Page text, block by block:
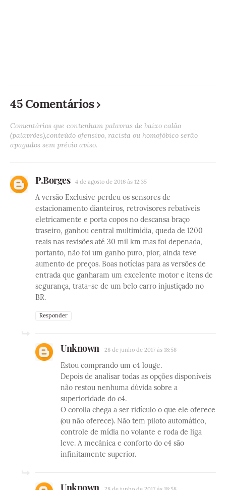
45 Comentários
Comentários que contenham palavras de baixo calão
(palavrões),conteúdo ofensivo, racista ou homofóbico serão
apagados sem prévio aviso.
P.Borges 4 de agosto de 2016 às 12:35
A versão Exclusive perdeu os sensores de
estacionamento dianteiros, retrovisores rebatíveis
eletricamente e porta copos no descansa braço
traseiro, ganhou central multimídia, queda de 1200
reais nas revisões até 30 mil km mas foi depenada,
portanto, não foi um ganho puro, pior, ainda teve
aumento de preços. Boas notícias para as versões de
entrada que ganharam um excelente motor e itens de
segurança, trata-se de um belo carro injustiçado no
BR.
Responder
Unknown 28 de junho de 2017 às 18:58
Estou comprando um c4 louge.
Depois de analisar todas as opções disponíveis
não restou nenhuma dúvida sobre a
superioridade do c4.
O corolla chega a ser ridículo o que ele oferece
(ou não oferece). Não tem piloto automático,
controle de mídia no volante e roda de liga
leve. A mecânica e conforto do c4 são
infinitamente superior.
Unknown